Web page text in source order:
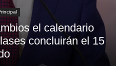
el calendario
concluirán el 15